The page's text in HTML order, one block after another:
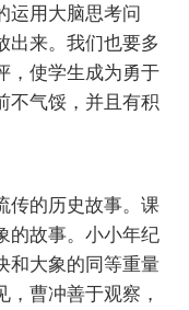
运用大脑思考问
出来。我们也要多
，使学生成为勇于
不气馁，并且有积
传的历史故事。课
的故事。小小年纪
和大象的同等重量
曹冲善于观察，